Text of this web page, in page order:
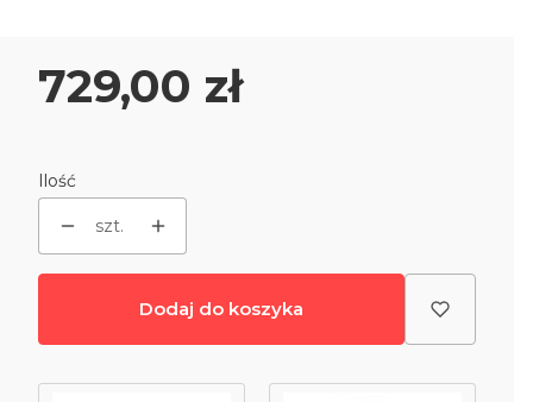
Cena
729,00 zł
Ilość
szt.
Dodaj do koszyka